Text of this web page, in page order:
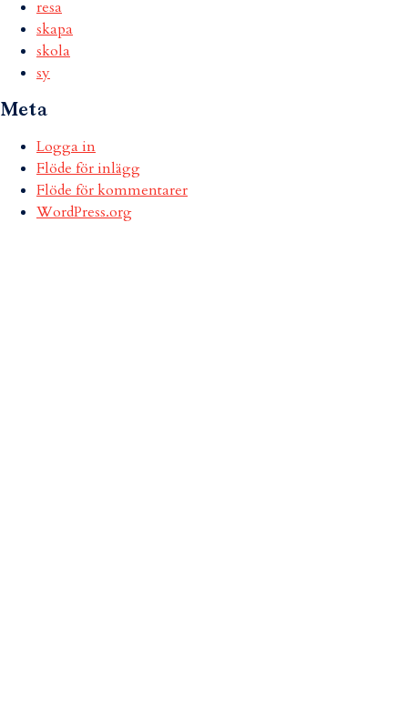
resa
skapa
skola
sy
Meta
Logga in
Flöde för inlägg
Flöde för kommentarer
WordPress.org